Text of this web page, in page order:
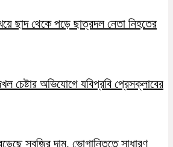
ছাদ থেকে পড়ে ছাত্রদল নেতা নিহতের
চেষ্টার অভিযোগে যবিপ্রবি প্রেসক্লাবের
সবজির দাম, ভোগান্তিতে সাধারণ